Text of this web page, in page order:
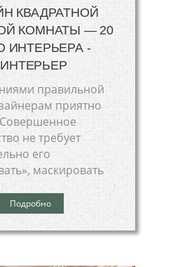
КВАДРАТНОЙ
КОМНАТЫ — 20
ИНТЕРЬЕРА -
правильной
приятно
Совершенное
не требует
его
маскировать
Подробно